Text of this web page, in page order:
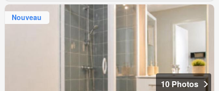
Nouveau
10 Photos